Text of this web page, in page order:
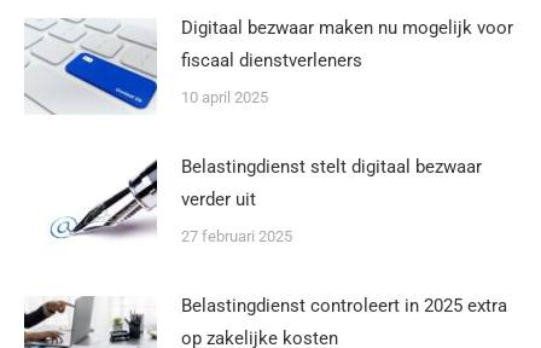
Digitaal bezwaar maken nu mogelijk voor
fiscaal dienstverleners
10 april 2025
Belastingdienst stelt digitaal bezwaar
verder uit
27 februari 2025
Belastingdienst controleert in 2025 extra
op zakelijke kosten